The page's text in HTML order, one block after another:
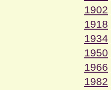
1902
1918
1934
1950
1966
1982